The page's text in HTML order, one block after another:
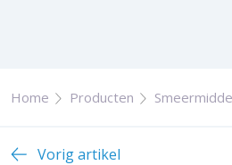
Home Producten
Vorig artikel